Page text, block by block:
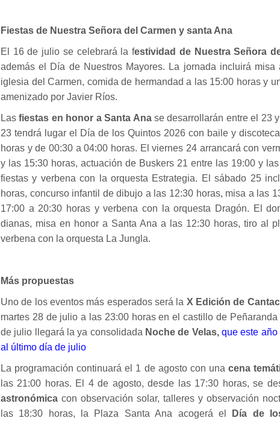
Fiestas de Nuestra Señora del Carmen y santa Ana
El 16 de julio se celebrará la festividad de Nuestra Señora
además el Día de Nuestros Mayores. La jornada incluirá
iglesia del Carmen, comida de hermandad a las 15:00 horas y
amenizado por Javier Ríos.
Lasfiestas en honor a Santa Anase desarrollarán entre el 23
23 tendrá lugar el Día de los Quintos 2026 con baile y
horas y de 00:30 a 04:00 horas. El viernes 24 arrancará con
y las 15:30 horas, actuación de Buskers 21 entre las 19:00 y
fiestas y verbena con la orquesta Estrategia. El sábado 25
horas, concurso infantil de dibujo a las 12:30 horas, misa a las
17:00 a 20:30 horas y verbena con la orquesta Dragón. El
dianas, misa en honor a Santa Ana a las 12:30 horas, tiro al
verbena con la orquesta La Jungla.
Más propuestas
Uno de los eventos más esperados será la X Edición de
martes 28 de julio a las 23:00 horas en el castillo de
de julio llegará la ya consolidada Noche de Velas, que este
al último día de julio
La programación continuará el 1 de agosto con una cena
las 21:00 horas. El 4 de agosto, desde las 17:30 horas, se
astronómicacon observación solar, talleres y observación
las 18:30 horas, la Plaza Santa Ana acogerá el
Día de